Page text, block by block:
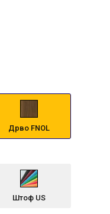
Дрво FNOL
Штоф US